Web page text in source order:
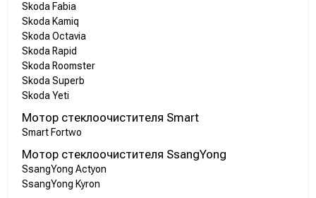
Skoda Fabia
Skoda Kamiq
Skoda Octavia
Skoda Rapid
Skoda Roomster
Skoda Superb
Skoda Yeti
Мотор стеклоочистителя Smart
Smart Fortwo
Мотор стеклоочистителя SsangYong
SsangYong Actyon
SsangYong Kyron